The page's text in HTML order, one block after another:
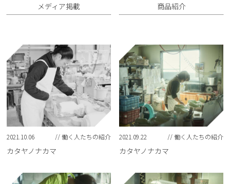
メディア掲載 商品紹介
2021.10.06 // 働く人たちの紹介
カタヤノナカマ
2021.09.22 // 働く人たちの紹介
カタヤノナカマ